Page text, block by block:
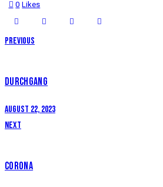
0 Likes
Previous
DURCHGANG
August 22, 2023
Next
CORONA